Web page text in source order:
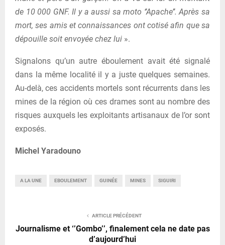
de 10 000 GNF. Il y a aussi sa moto ‘’Apache’’. Après sa
mort, ses amis et connaissances ont cotisé afin que sa
dépouille soit envoyée chez lui ».
Signalons qu’un autre éboulement avait été signalé
dans la même localité il y a juste quelques semaines.
Au-delà, ces accidents mortels sont récurrents dans les
mines de la région où ces drames sont au nombre des
risques auxquels les exploitants artisanaux de l’or sont
exposés.
Michel Yaradouno
A LA UNE EBOULEMENT GUINÉE MINES SIGUIRI
ARTICLE PRÉCÉDENT
Journalisme et ‘’Gombo’’, finalement cela ne date pas
d’aujourd’hui